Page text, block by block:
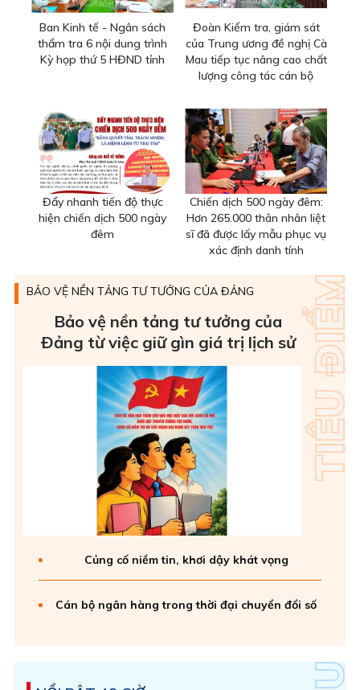
Ban Kinh tế - Ngân sách
thẩm tra 6 nội dung trình
Kỳ họp thứ 5 HĐND tỉnh
Đoàn Kiểm tra, giám sát
của Trung ương đề nghị Cà
Mau tiếp tục nâng cao chất
lượng công tác cán bộ
Đẩy nhanh tiến độ thực
hiện chiến dịch 500 ngày
đêm
Chiến dịch 500 ngày đêm:
Hơn 265.000 thân nhân liệt
sĩ đã được lấy mẫu phục vụ
xác định danh tính
BẢO VỆ NỀN TẢNG TƯ TƯỞNG CỦA ĐẢNG
Bảo vệ nền tảng tư tưởng của
Ðảng từ việc giữ gìn giá trị lịch sử
Củng cố niềm tin, khơi dậy khát vọng
Cán bộ ngân hàng trong thời đại chuyển đổi số